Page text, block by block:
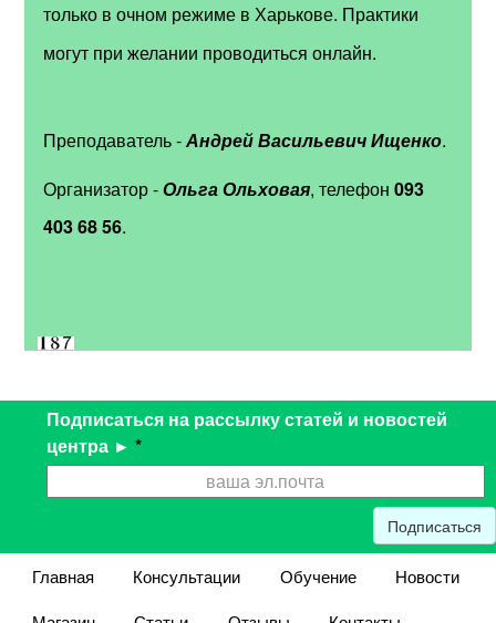
только в очном режиме в Харькове. Практики
могут при желании проводиться онлайн.
Преподаватель -Андрей Васильевич Ищенко.
Организатор -Ольга Ольховая, телефон093
403 68 56.
Подписаться на рассылку статей и новостей
центра ► *
Подписаться
Главная Консультации Обучение
Новости